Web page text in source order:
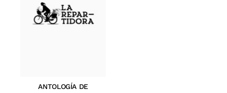
ANTOLOGÍA DE